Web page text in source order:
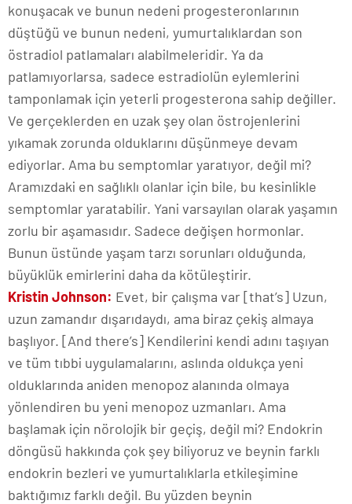
konuşacak ve bunun nedeni progesteronlarının
düştüğü ve bunun nedeni, yumurtalıklardan son
östradiol patlamaları alabilmeleridir. Ya da
patlamıyorlarsa, sadece estradiolün eylemlerini
tamponlamak için yeterli progesterona sahip değiller.
Ve gerçeklerden en uzak şey olan östrojenlerini
yıkamak zorunda olduklarını düşünmeye devam
ediyorlar. Ama bu semptomlar yaratıyor, değil mi?
Aramızdaki en sağlıklı olanlar için bile, bu kesinlikle
semptomlar yaratabilir. Yani varsayılan olarak yaşamın
zorlu bir aşamasıdır. Sadece değişen hormonlar.
Bunun üstünde yaşam tarzı sorunları olduğunda,
büyüklük emirlerini daha da kötüleştirir.
Kristin Johnson: Evet, bir çalışma var [that’s] Uzun,
uzun zamandır dışarıdaydı, ama biraz çekiş almaya
başlıyor. [And there’s] Kendilerini kendi adını taşıyan
ve tüm tıbbi uygulamalarını, aslında oldukça yeni
olduklarında aniden menopoz alanında olmaya
yönlendiren bu yeni menopoz uzmanları. Ama
başlamak için nörolojik bir geçiş, değil mi? Endokrin
döngüsü hakkında çok şey biliyoruz ve beynin farklı
endokrin bezleri ve yumurtalıklarla etkileşimine
baktığımız farklı değil. Bu yüzden beynin